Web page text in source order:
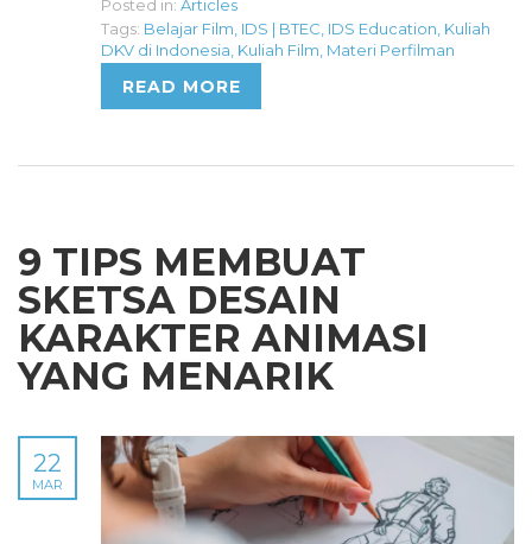
Posted in: Articles
Tags: Belajar Film IDS | BTEC IDS Education Kuliah
DKV di Indonesia Kuliah Film Materi Perfilman
READ MORE
9 TIPS MEMBUAT
SKETSA DESAIN
KARAKTER ANIMASI
YANG MENARIK
22
MAR